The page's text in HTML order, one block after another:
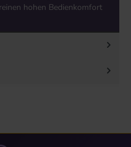
hohen Bedienkomfort